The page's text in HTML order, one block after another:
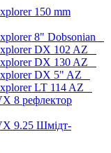
150 mm
8" Dobsonian
DX 102 AZ
DX 130 AZ
DX 5" AZ
LT 114 AZ
8 рефлектор
9.25 Шмідт-